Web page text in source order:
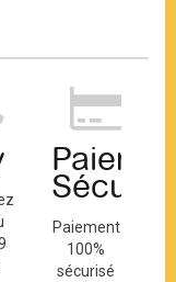
Paiement
100%
sécurisé